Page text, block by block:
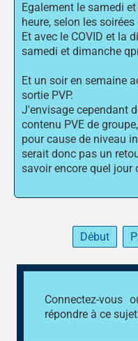
Egalement le samedi
heure, selon les
Et avec le COVID et la
samedi et dimanche
Et un soir en semaine
sortie PVP.
J'envisage cependant
contenu PVE de
pour cause de niveau
serait donc pas un
savoir encore quel jour
Début
Connectez-vous
répondre à ce